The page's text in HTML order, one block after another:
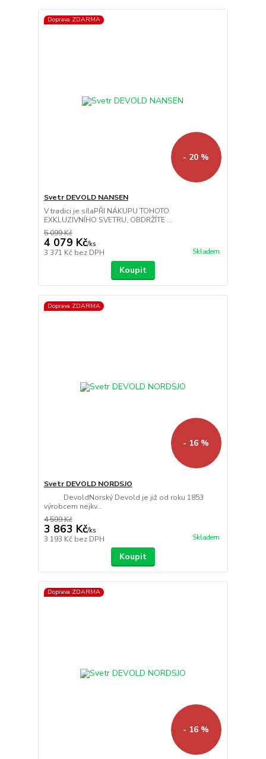
Doprava ZDARMA
- 20 %
Svetr DEVOLD NANSEN
V tradici je sílaPŘI NÁKUPU TOHOTO
EXKLUZIVNÍHO SVETRU, OBDRŽÍTE ...
5 099 Kč
4 079 Kč/ks
3 371 Kč bez DPH Skladem
Koupit
Doprava ZDARMA
- 16 %
Svetr DEVOLD NORDSJO
DevoldNorský Devold je již od roku 1853
výrobcem nejkv...
4 599 Kč
3 863 Kč/ks
3 193 Kč bez DPH Skladem
Koupit
Doprava ZDARMA
- 16 %